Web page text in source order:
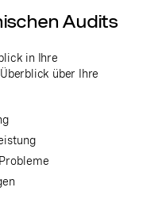
Audits
in Ihre
über Ihre